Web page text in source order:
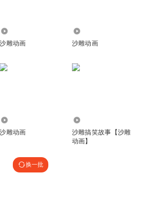
沙雕动画 沙雕动画
沙雕动画
沙雕搞笑故事【沙雕
动画】
换一批